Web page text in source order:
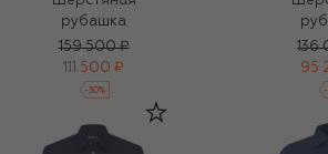
рубашка
159 500 ₽
111 500 ₽
-30%
136
95
-